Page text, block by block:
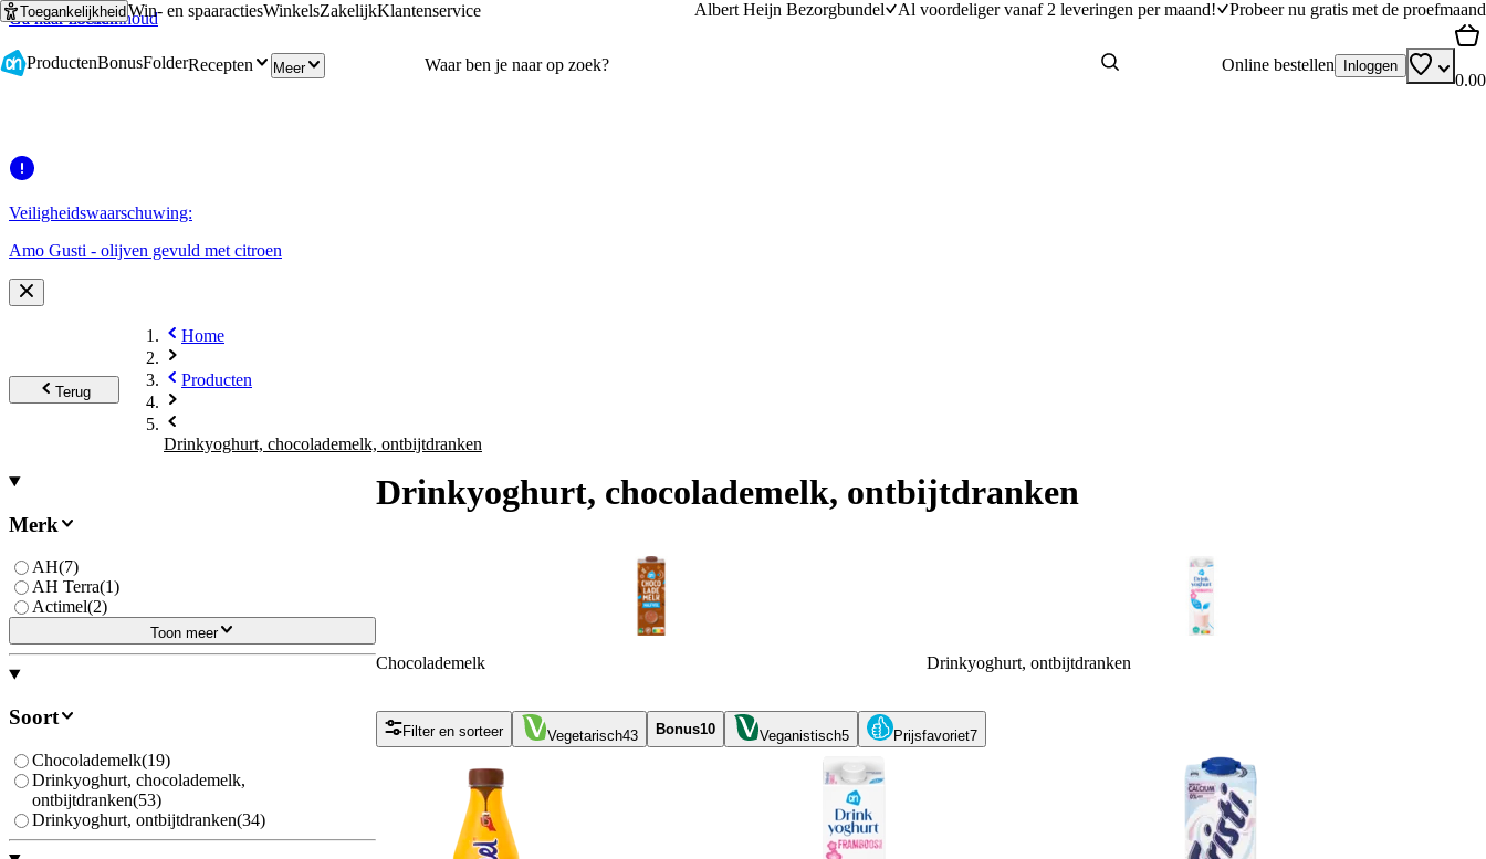
Ga naar hoofdinhoud
Ga naar zoeken
ToegankelijkheidWin- en spaaractiesWinkelsZakelijkKlantenservice Albert Heijn Bezorgbundel Al voordeliger vanaf 2 leveringen per maand! Probeer nu gratis met de proefmaand
ProductenBonusFolderRecepten Meer Online bestellen Inloggen
0.00
Veiligheidswaarschuwing:
Amo Gusti - olijven gevuld met citroen
Terug
Home
Producten
Drinkyoghurt, chocolademelk, ontbijtdranken
Merk
AH(7)
AH Terra(1)
Actimel(2)
Toon meer
Soort
Chocolademelk(19)
Drinkyoghurt, chocolademelk,
ontbijtdranken(53)
Drinkyoghurt, ontbijtdranken(34)
Drinkyoghurt, chocolademelk, ontbijtdranken
Chocolademelk Drinkyoghurt, ontbijtdranken
Filter en sorteer Vegetarisch43 Bonus10 Veganistisch5 Prijsfavoriet7